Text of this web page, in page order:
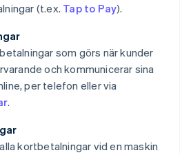
(t.ex. Tap to Pay).
som görs när kunder
och kommunicerar sina
per telefon eller via
.
kortbetalningar vid en maskin